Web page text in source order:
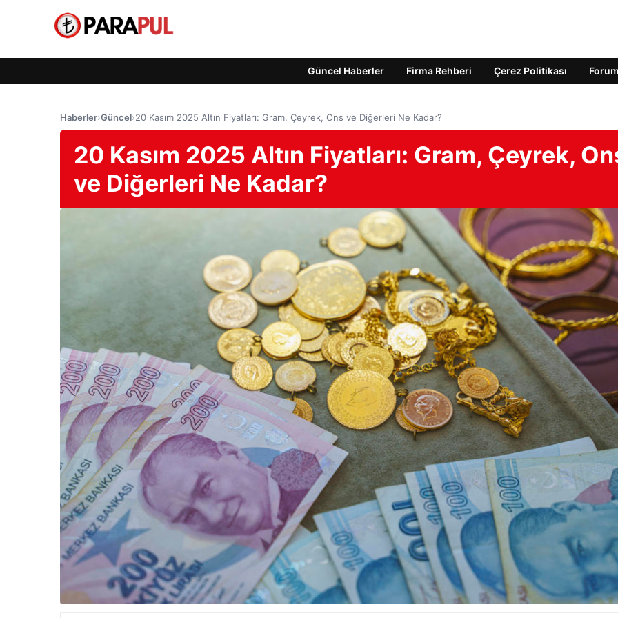
Güncel Haberler Firma Rehberi Çerez Politikası Forum
Haberler›Güncel›20 Kasım 2025 Altın Fiyatları: Gram, Çeyrek, Ons ve Diğerleri Ne Kadar?
20 Kasım 2025 Altın Fiyatları: Gram, Çeyrek,
ve Diğerleri Ne Kadar?